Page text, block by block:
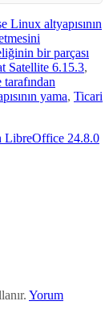
Linux altyapısının
bir parçası
Satellite 6.15.3,
yama, Ticari
LibreOffice 24.8.0
Yorum